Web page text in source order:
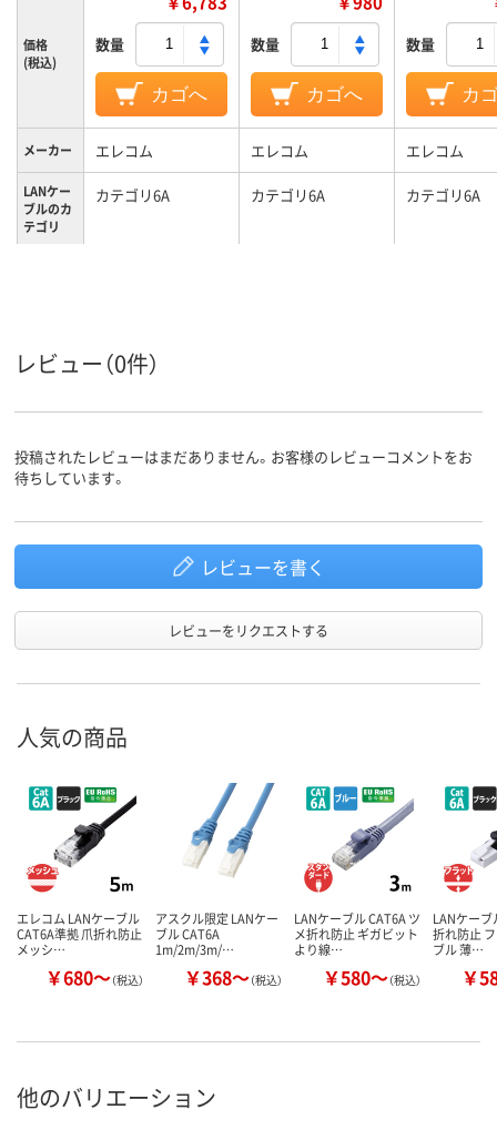
価格
(税込)
数量
カゴへ
数量
カゴへ
数量
カ
メーカー エレコム エレコム エレコム
LANケー
ブルのカ
テゴリ
カテゴリ6A カテゴリ6A カテゴリ6A
線方式
レビュー（0件）
投稿されたレビューはまだありません。お客様のレビューコメントをお
待ちしています。
レビューを書く
レビューをリクエストする
人気の商品
エレコム LANケーブル
CAT6A準拠 爪折れ防止
メッシ…
￥680～（税込）
アスクル限定 LANケー
ブル CAT6A
1m/2m/3m/…
￥368～（税込）
LANケーブル CAT6A ツ
メ折れ防止 ギガビット
より線…
￥580～（税込）
LANケーブ
折れ防止
ブル 薄…
￥
他のバリエーション